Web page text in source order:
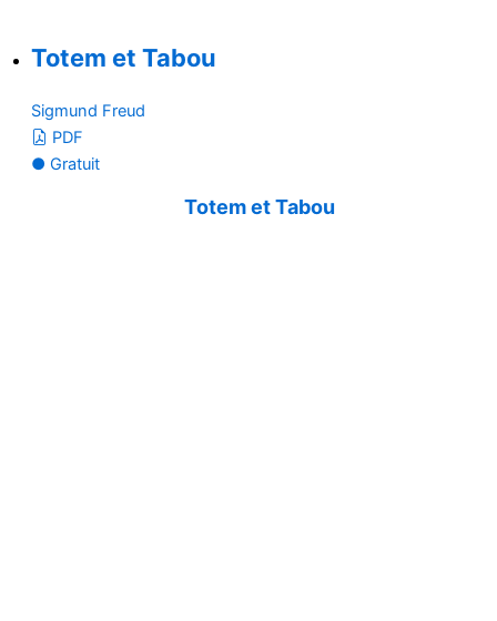
Totem et Tabou
Sigmund Freud
PDF
● Gratuit
Totem et Tabou